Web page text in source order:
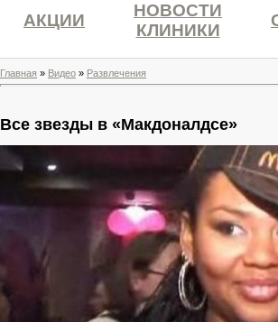
АКЦИИ
НОВОСТИ
КЛИНИКИ
Главная » Видео » Развлечения
Все звезды в «Макдоналдсе»